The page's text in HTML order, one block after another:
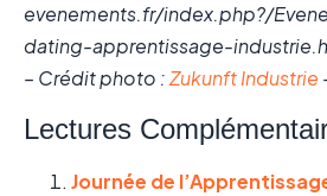
evenements.fr/index.php?/
dating-apprentissage-
– Crédit photo :Zukunft Industrie
Lectures
Journée de